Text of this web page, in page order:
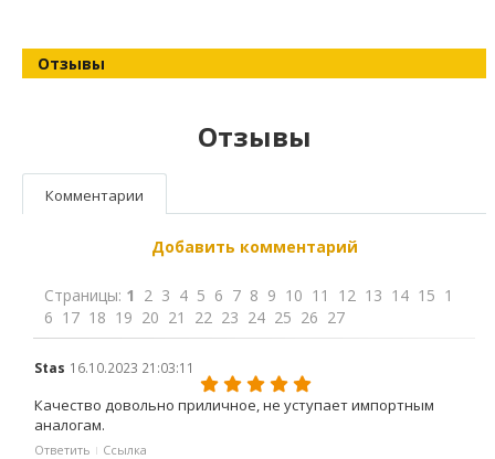
Отзывы
Отзывы
Комментарии
Добавить комментарий
Страницы: 1 2 3 4 5 6 7 8 9 10 11 12 13 14 15 1
6 17 18 19 20 21 22 23 24 25 26 27
Stas 16.10.2023 21:03:11
Качество довольно приличное, не уступает импортным
аналогам.
Ответить Ссылка